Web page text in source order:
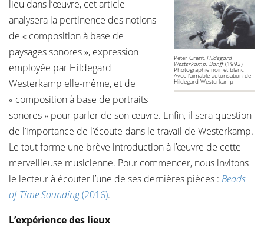
Peter Grant,Hildegard
Westerkamp, Banff(1992)
Photographie noir et blanc
Avec l’aimable autorisation de
Hildegard Westerkamp
lieu dans l’œuvre, cet article
analysera la pertinence des notions
de « composition à base de
paysages sonores », expression
employée par Hildegard
Westerkamp elle-même, et de
« composition à base de portraits
sonores » pour parler de son œuvre. Enfin, il sera question
de l’importance de l’écoute dans le travail de Westerkamp.
Le tout forme une brève introduction à l’œuvre de cette
merveilleuse musicienne. Pour commencer, nous invitons
le lecteur à écouter l’une de ses dernières pièces : Beads
of Time Sounding(2016).
L’expérience des lieux